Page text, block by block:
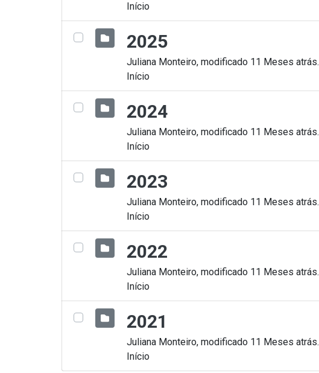
Início
2025
Juliana Monteiro, modificado 11 Meses atrás.
Início
2024
Juliana Monteiro, modificado 11 Meses atrás.
Início
2023
Juliana Monteiro, modificado 11 Meses atrás.
Início
2022
Juliana Monteiro, modificado 11 Meses atrás.
Início
2021
Juliana Monteiro, modificado 11 Meses atrás.
Início